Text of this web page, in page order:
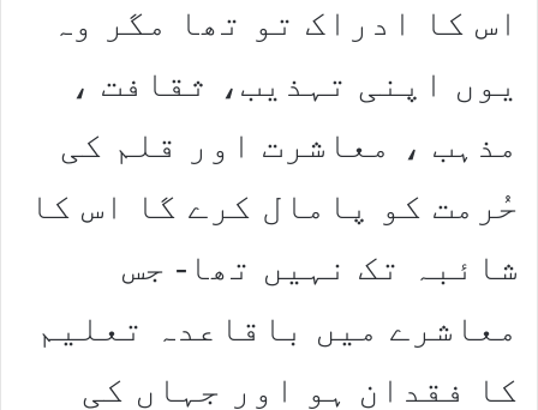
اس کا ادراک تو تھا مگر وہ
یوں اپنی تہذیب، ثقافت ،
مذہب ، معاشرت اور قلم کی
حُرمت کو پامال کرے گا اس کا
شائبہ تک نہیں تھا- جس
معاشرے میں باقاعدہ تعلیم
کا فقدان ہو اور جہاں کی